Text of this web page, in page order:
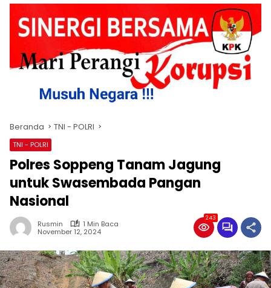
Beranda TNI - POLRI
TNI - POLRI
Polres Soppeng Tanam Jagung
untuk Swasembada Pangan
Nasional
Rusmin
1 Min Baca
November 12, 2024
243